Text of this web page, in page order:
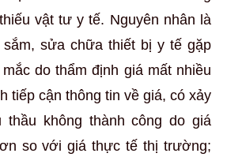
vật tư y tế. Nguyên nhân là
sửa chữa thiết bị y tế gặp
do thẩm định giá mất nhiều
tiếp cận thông tin về giá, có xảy
thầu không thành công do giá
so với giá thực tế thị trường;